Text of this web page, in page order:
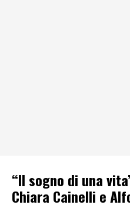
“Il sogno di una
Chiara Cainelli e